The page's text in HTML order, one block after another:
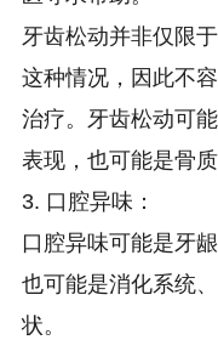
牙齿松动并非仅限
这种情况，因此不
治疗。牙齿松动可
表现，也可能是骨
3. 口腔异味：
口腔异味可能是牙
也可能是消化系统
状。